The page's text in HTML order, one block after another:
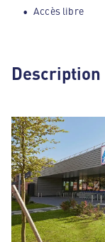
Accès libre
Description